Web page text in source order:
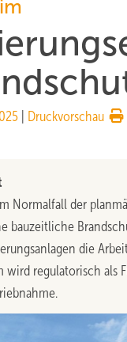
Druckvorschau
Normalfall der
bauzeitliche
die
regulatorisch